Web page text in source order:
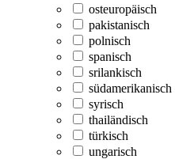
osteuropäisch
pakistanisch
polnisch
spanisch
srilankisch
südamerikanisch
syrisch
thailändisch
türkisch
ungarisch